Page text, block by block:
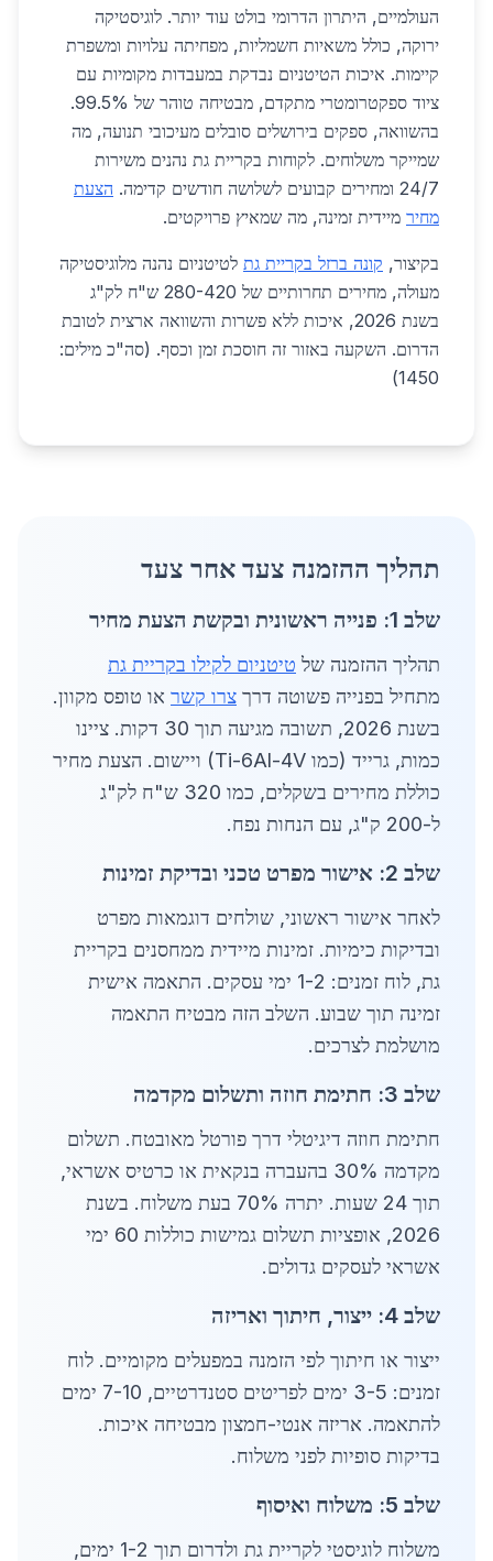
העולמיים, היתרון הדרומי בולט עוד יותר. לוגיסטיקה
ירוקה, כולל משאיות חשמליות, מפחיתה עלויות ומשפרת
קיימות. איכות הטיטניום נבדקת במעבדות מקומיות עם
ציוד ספקטרומטרי מתקדם, מבטיחה טוהר של 99.5%.
בהשוואה, ספקים בירושלים סובלים מעיכובי תנועה, מה
שמייקר משלוחים. לקוחות בקריית גת נהנים משירות
24/7 ומחירים קבועים לשלושה חודשים קדימה.
הצעת
מחיר מיידית זמינה, מה שמאיץ פרויקטים.
בקיצור, קונה ברזל בקריית גת לטיטניום נהנה מלוגיסטיקה
מעולה, מחירים תחרותיים של 280-420 ש"ח לק"ג
בשנת 2026, איכות ללא פשרות והשוואה ארצית לטובת
הדרום. השקעה באזור זה חוסכת זמן וכסף. (סה"כ מילים:
1450)
תהליך ההזמנה צעד אחר צעד
שלב 1: פנייה ראשונית ובקשת הצעת מחיר
תהליך ההזמנה של טיטניום לקילו בקריית גת
מתחיל בפנייה פשוטה דרך צרו קשר או טופס מקוון.
בשנת 2026, תשובה מגיעה תוך 30 דקות. ציינו
כמות, גרייד (כמו Ti-6Al-4V) ויישום. הצעת מחיר
כוללת מחירים בשקלים, כמו 320 ש"ח לק"ג
ל-200 ק"ג, עם הנחות נפח.
שלב 2: אישור מפרט טכני ובדיקת זמינות
לאחר אישור ראשוני, שולחים דוגמאות מפרט
ובדיקות כימיות. זמינות מיידית ממחסנים בקריית
גת, לוח זמנים: 1-2 ימי עסקים. התאמה אישית
זמינה תוך שבוע. השלב הזה מבטיח התאמה
מושלמת לצרכים.
שלב 3: חתימת חוזה ותשלום מקדמה
חתימת חוזה דיגיטלי דרך פורטל מאובטח. תשלום
מקדמה 30% בהעברה בנקאית או כרטיס אשראי,
תוך 24 שעות. יתרה 70% בעת משלוח. בשנת
2026, אופציות תשלום גמישות כוללות 60 ימי
אשראי לעסקים גדולים.
שלב 4: ייצור, חיתוך ואריזה
ייצור או חיתוך לפי הזמנה במפעלים מקומיים. לוח
זמנים: 3-5 ימים לפריטים סטנדרטיים, 7-10 ימים
להתאמה. אריזה אנטי-חמצון מבטיחה איכות.
בדיקות סופיות לפני משלוח.
שלב 5: משלוח ואיסוף
משלוח לוגיסטי לקריית גת ולדרום תוך 1-2 ימים,